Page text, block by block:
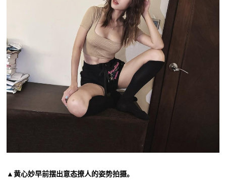
▲黄心妙早前摆出意态撩人的姿势拍摄。